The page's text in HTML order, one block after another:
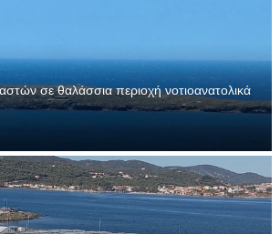
σε θαλάσσια περιοχή νοτιοανατολικά